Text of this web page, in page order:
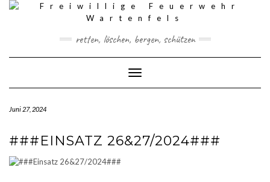
Skip
retten, löschen, bergen, schützen
Toggle Navigation
Juni 27, 2024
###EINSATZ 26&27/2024###